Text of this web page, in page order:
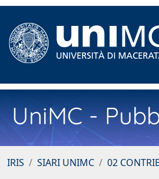
UniMC -
IRIS SIARI UNIMC 02